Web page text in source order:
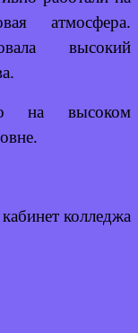
атмосфера.
высокий
на высоком
колледжа